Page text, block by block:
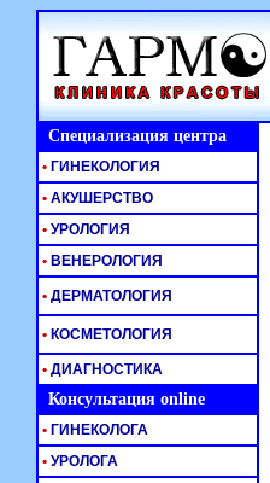
Специализация центра
• ГИНЕКОЛОГИЯ
• АКУШЕРСТВО
• УРОЛОГИЯ
• ВЕНЕРОЛОГИЯ
• ДЕРМАТОЛОГИЯ
• КОСМЕТОЛОГИЯ
• ДИАГНОСТИКА
Консультация online
• ГИНЕКОЛОГА
• УРОЛОГА